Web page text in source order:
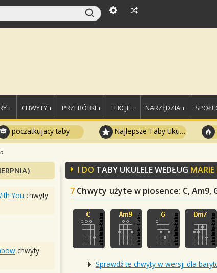
+ CHWYTY + PRZERÓBKI + LEKCJE + NARZĘDZIA +
poczatkujacy taby Najlepsze Taby Ukulele
I DO TABY UKULELE WEDŁUG
7 Chwyty użyte w piosence: C, Am9,
Sprawdź te chwyty w wersji dla
You chwyty
chwyty